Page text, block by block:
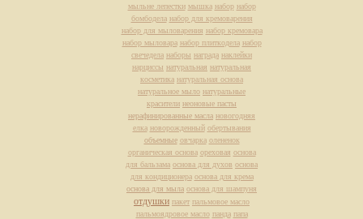
мыльне лепестки мышка набор набор
бомбодела набор для кремоварения
набор для мыловарения набор кремовара
набор мыловара набор плиткодела набор
свечедела наборы награда наклейки
нарциссы натуральная натуральная
косметика натуральная основа
натуральное мыло натуральные
красители неоновые пасты
нерафинированные масла новогодняя
елка новорожденный обертывания
объемные овчарка олененок
органическая основа ореховая основа
для бальзама основа для духов основа
для кондиционера основа для крема
основа для мыла основа для шампуня
отдушки пакет пальмовое масло
пальмоядровое масло панда папа